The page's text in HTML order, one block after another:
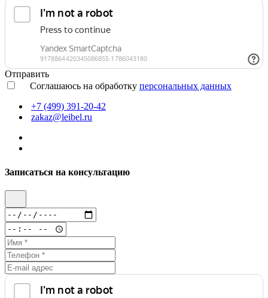
Отправить
Соглашаюсь на обработку персональных данных
+7 (499) 391-20-42
zakaz@leibel.ru
Записаться на консультацию